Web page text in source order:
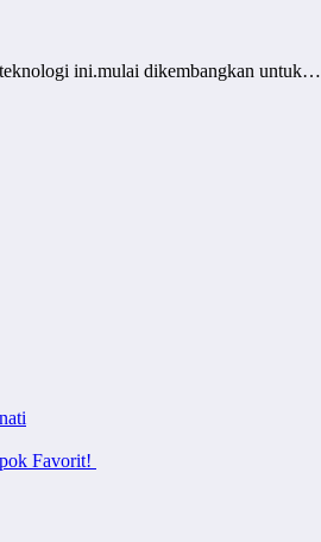
teknologi ini.mulai dikembangkan untuk…
Favorit!